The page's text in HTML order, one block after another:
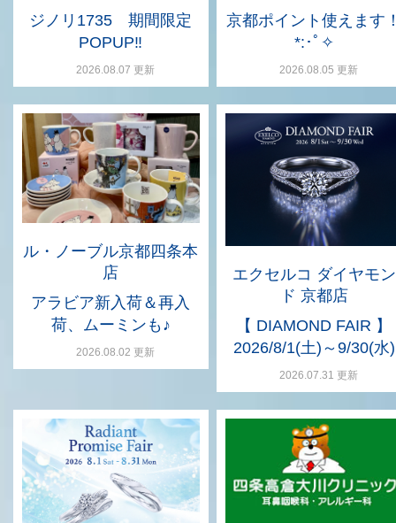
ジノリ1735 期間限定
POPUP‼
2026.08.07 更新
京都ポイント使えます
*:･ﾟ✧
2026.08.05 更新
ル・ノーブル京都四条本
店
アラビア新入荷＆再入
荷、ムーミンも♪
2026.08.02 更新
エクセルコ ダイヤモン
ド 京都店
【 DIAMOND FAIR 】
2026/8/1(土)～9/30(水)
2026.07.31 更新